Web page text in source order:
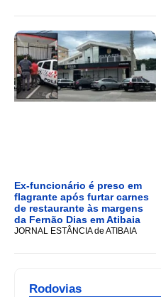
Ex-funcionário é preso em
flagrante após furtar carnes
de restaurante às margens
da Fernão Dias em Atibaia
JORNAL ESTÂNCIA de ATIBAIA
Rodovias